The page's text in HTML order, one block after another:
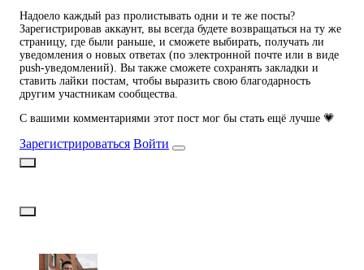
Надоело каждый раз пролистывать одни и те же посты?
Зарегистрировав аккаунт, вы всегда будете возвращаться на ту же
страницу, где были раньше, и сможете выбирать, получать ли
уведомления о новых ответах (по электронной почте или в виде
push-уведомлений). Вы также сможете сохранять закладки и
ставить лайки постам, чтобы выразить свою благодарность
другим участникам сообщества.
С вашими комментариями этот пост мог бы стать ещё лучше 💗
Зарегистрироваться Войти